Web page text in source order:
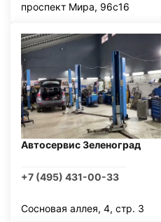
проспект Мира, 96с16
Автосервис Зеленоград
+7 (495) 431-00-33
Сосновая аллея, 4, стр. 3